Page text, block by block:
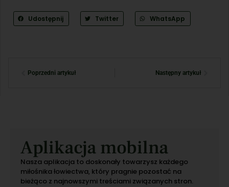
Udostępnij Twitter WhatsApp
Poprzedni artykuł Następny artykuł
Aplikacja mobilna
Nasza aplikacja to doskonały towarzysz każdego
miłośnika łowiectwa, który pragnie pozostać na
bieżąco z najnowszymi treściami związanych stron.